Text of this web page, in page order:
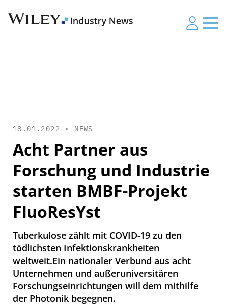
18.01.2022 • NEWS
Acht Partner aus
Forschung und Industrie
starten BMBF-Projekt
FluoResYst
Tuberkulose zählt mit COVID-19 zu den
tödlichsten Infektionskrankheiten
weltweit.Ein nationaler Verbund aus acht
Unternehmen und außeruniversitären
Forschungseinrichtungen will dem mithilfe
der Photonik begegnen.